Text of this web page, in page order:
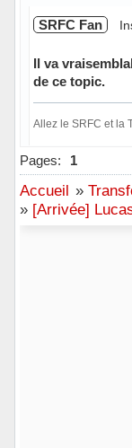
SRFC Fan
Il va
de ce topic.
Allez le SRFC et la
Hors ligne
Pages: 1
Accueil »
» [Arrivée]